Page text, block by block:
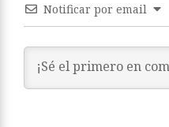
Notificar por email